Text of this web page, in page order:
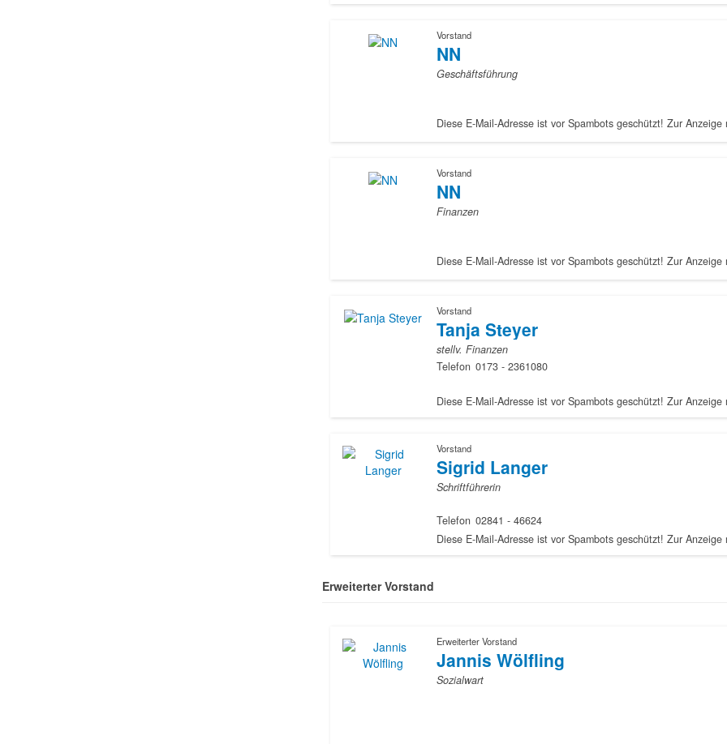
Vorstand
NN
Geschäftsführung
Vorstand
NN
Finanzen
Vorstand
Tanja Steyer
stellv. Finanzen
Telefon 0173 - 2361080
Vorstand
Sigrid Langer
Schriftführerin
Telefon 02841 - 46624
Erweiterter Vorstand
Erweiterter Vorstand
Jannis Wölfling
Sozialwart